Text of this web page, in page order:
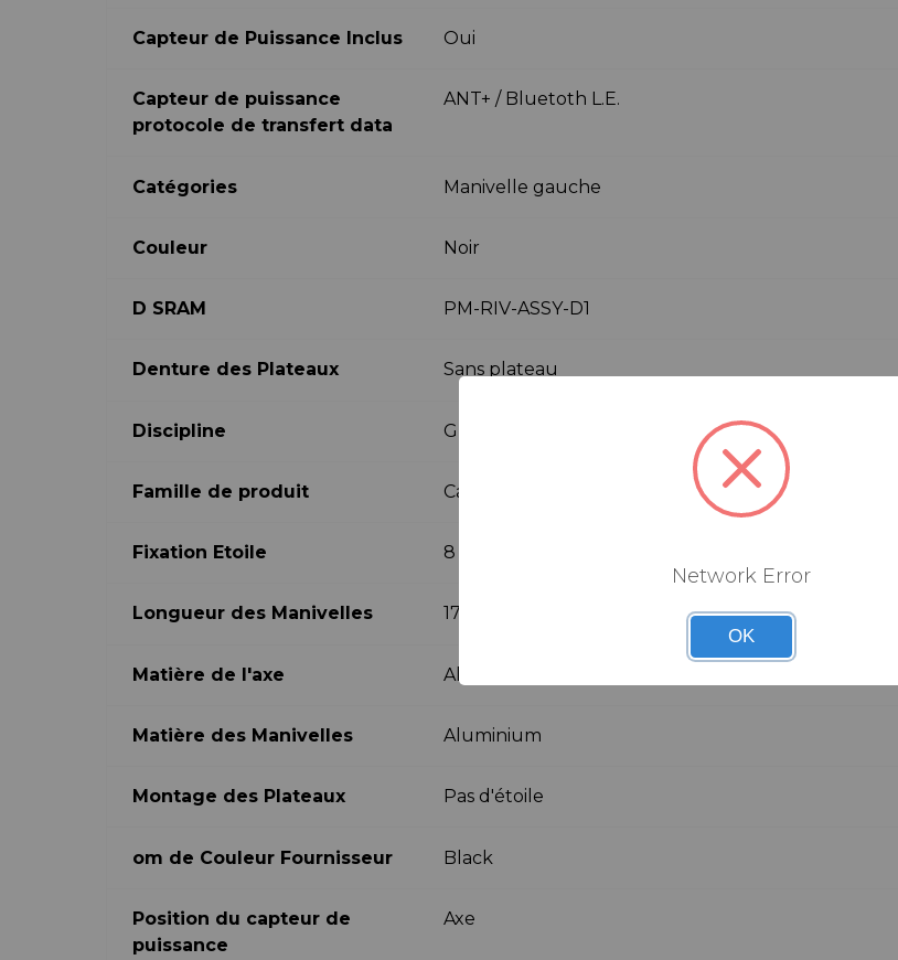
Capteur de Puissance Inclus Oui
Capteur de puissance
protocole de transfert data
ANT+ / Bluetoth L.E.
Catégories Manivelle gauche
Couleur Noir
D SRAM PM-RIV-ASSY-D1
Denture des Plateaux Sans plateau
Discipline Gravel, Route
Famille de produit Capteurs de puissance
Fixation Etoile 8 Vis DM (Direct Mount
Longueur des Manivelles 172,5 mm
Matière de l'axe Alu
Matière des Manivelles Aluminium
Montage des Plateaux Pas d'étoile
om de Couleur Fournisseur Black
Position du capteur de
puissance
Axe
Network Error
OK